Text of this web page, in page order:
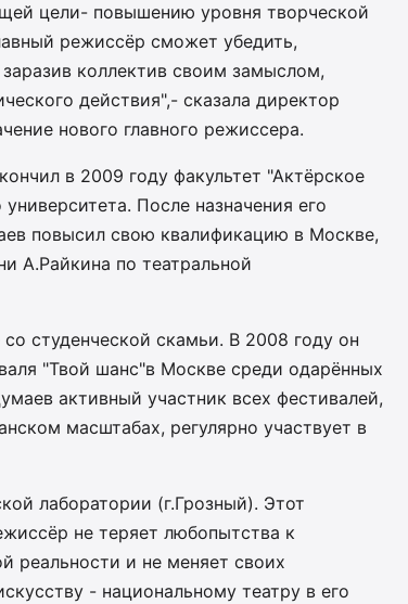
цели- повышению уровня творческой
режиссёр сможет убедить,
коллектив своим замыслом,
действия",- сказала директор
нового главного режиссера.
в 2009 году факультет "Актёрское
После назначения его
повысил свою квалификацию в Москве,
А.Райкина по театральной
студенческой скамьи. В 2008 году он
"Твой шанс"в Москве среди одарённых
активный участник всех фестивалей,
масштабах, регулярно участвует в
лаборатории (г.Грозный). Этот
не теряет любопытства к
реальности и не меняет своих
- национальному театру в его